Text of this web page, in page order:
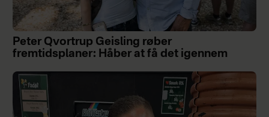
Peter Qvortrup Geisling røber
fremtidsplaner: Håber at få det igennem